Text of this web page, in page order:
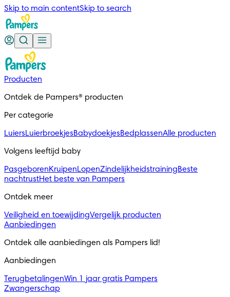
Skip to main contentSkip to search
Producten
Ontdek de Pampers® producten
Per categorie
LuiersLuierbroekjesBabydoekjesBedplassenAlle producten
Volgens leeftijd baby
PasgeborenKruipenLopenZindelijkheidstrainingBeste
nachtrustHet beste van Pampers
Ontdek meer
Veiligheid en toewijdingVergelijk producten
Aanbiedingen
Ontdek alle aanbiedingen als Pampers lid!
Aanbiedingen
TerugbetalingenWin 1 jaar gratis Pampers
Zwangerschap